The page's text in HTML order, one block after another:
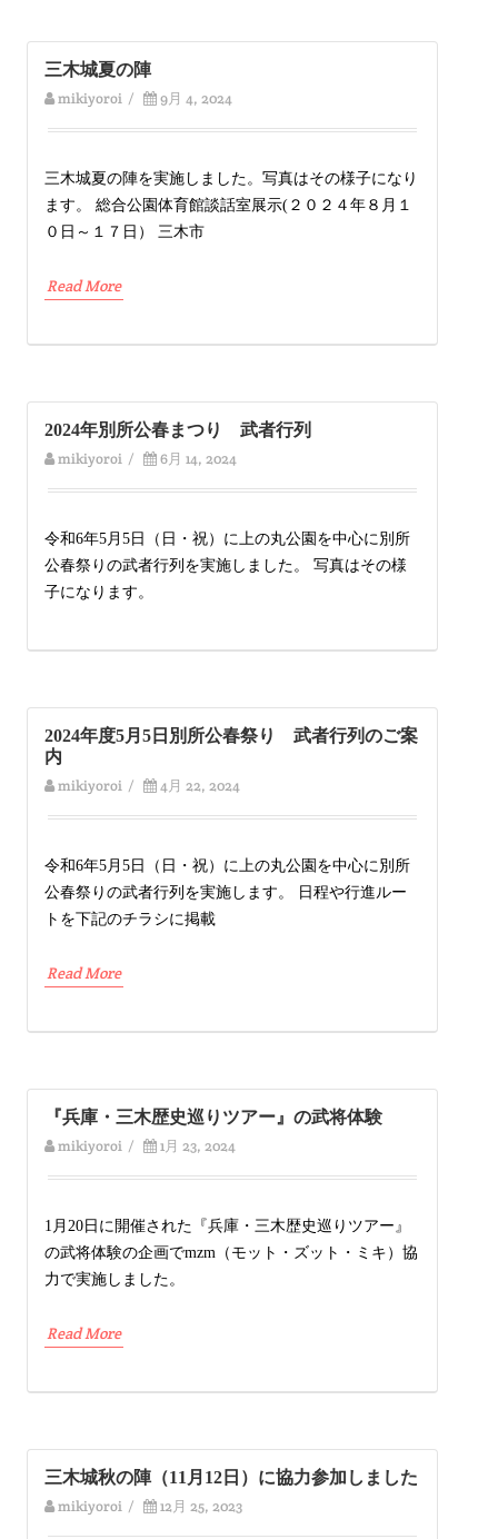
三木城夏の陣
mikiyoroi / 9月 4, 2024
三木城夏の陣を実施しました。写真はその様子になり
ます。 総合公園体育館談話室展示(２０２４年８月１
０日～１７日） 三木市
Read More
2024年別所公春まつり 武者行列
mikiyoroi / 6月 14, 2024
令和6年5月5日（日・祝）に上の丸公園を中心に別所
公春祭りの武者行列を実施しました。 写真はその様
子になります。
2024年度5月5日別所公春祭り 武者行列のご案
内
mikiyoroi / 4月 22, 2024
令和6年5月5日（日・祝）に上の丸公園を中心に別所
公春祭りの武者行列を実施します。 日程や行進ルー
トを下記のチラシに掲載
Read More
『兵庫・三木歴史巡りツアー』の武将体験
mikiyoroi / 1月 23, 2024
1月20日に開催された『兵庫・三木歴史巡りツアー』
の武将体験の企画でmzm（モット・ズット・ミキ）協
力で実施しました。
Read More
三木城秋の陣（11月12日）に協力参加しました
mikiyoroi / 12月 25, 2023